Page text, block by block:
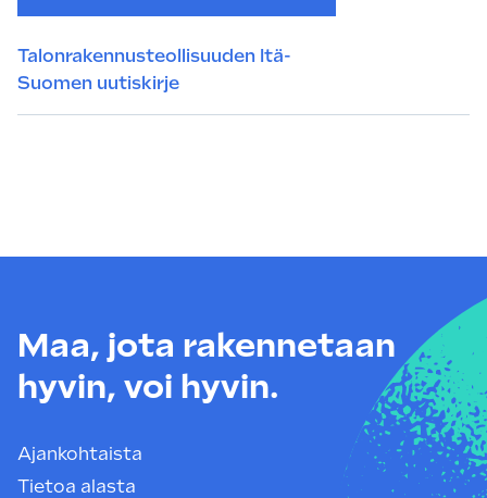
Talonrakennusteollisuuden Itä-
Suomen uutiskirje
Maa, jota rakennetaan
hyvin, voi hyvin.
Ajankohtaista
Tietoa alasta